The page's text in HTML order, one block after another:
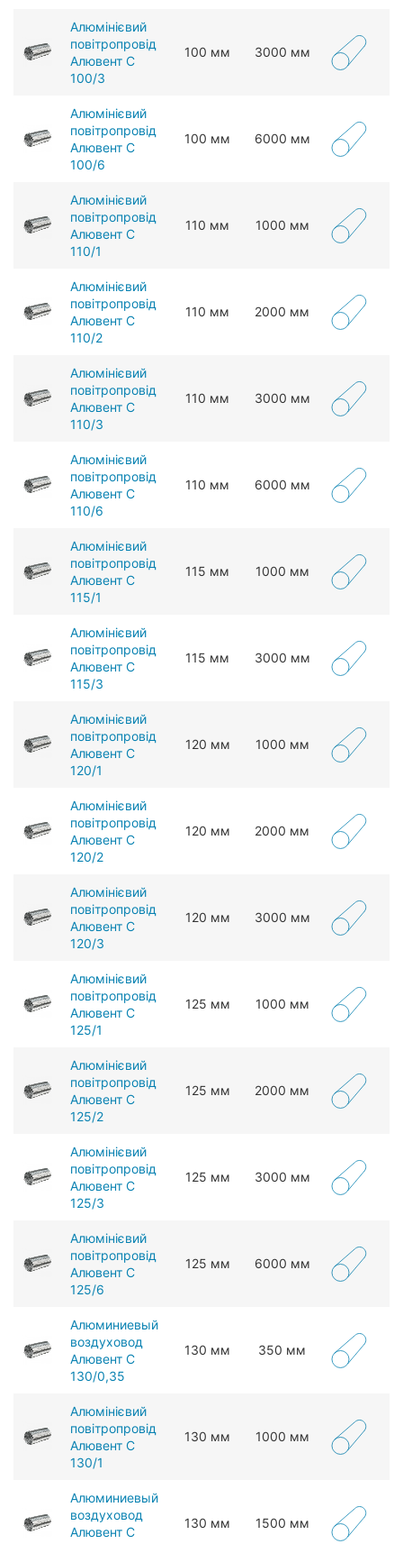
Алюмінієвий
повітропровід
Алювент С
100/3
100 мм 3000 мм
Алюмінієвий
повітропровід
Алювент С
100/6
100 мм 6000 мм
Алюмінієвий
повітропровід
Алювент С
110/1
110 мм 1000 мм
Алюмінієвий
повітропровід
Алювент С
110/2
110 мм 2000 мм
Алюмінієвий
повітропровід
Алювент С
110/3
110 мм 3000 мм
Алюмінієвий
повітропровід
Алювент С
110/6
110 мм 6000 мм
Алюмінієвий
повітропровід
Алювент С
115/1
115 мм 1000 мм
Алюмінієвий
повітропровід
Алювент С
115/3
115 мм 3000 мм
Алюмінієвий
повітропровід
Алювент С
120/1
120 мм 1000 мм
Алюмінієвий
повітропровід
Алювент С
120/2
120 мм 2000 мм
Алюмінієвий
повітропровід
Алювент С
120/3
120 мм 3000 мм
Алюмінієвий
повітропровід
Алювент С
125/1
125 мм 1000 мм
Алюмінієвий
повітропровід
Алювент С
125/2
125 мм 2000 мм
Алюмінієвий
повітропровід
Алювент С
125/3
125 мм 3000 мм
Алюмінієвий
повітропровід
Алювент С
125/6
125 мм 6000 мм
Алюминиевый
воздуховод
Алювент С
130/0,35
130 мм 350 мм
Алюмінієвий
повітропровід
Алювент С
130/1
130 мм 1000 мм
Алюминиевый
воздуховод
Алювент С
130 мм 1500 мм